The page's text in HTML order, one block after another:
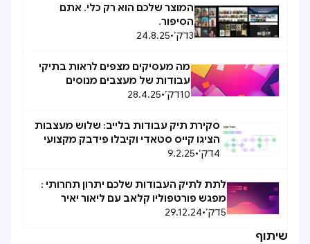
המוצר שלכם הוא רק כלי. אתם
הסיפור.
3דק׳•
24.8.25
מה מעסיקים מצפים לראות בתיקי
עבודות של מעצבים מנוסים
10דק׳•
28.4.25
סקירת תיק עבודות בלייב: שלוש מעצבות
הציגו קייס סטאדי וקיבלו פידבק מקצועי
4דק׳•
9.2.25
לתת לתיק העבודות שלכם יתרון תחרותי :
מפגש פורטפוליו קלאב עם ליאור יאיר
5דק׳•
29.12.24
שיתוף